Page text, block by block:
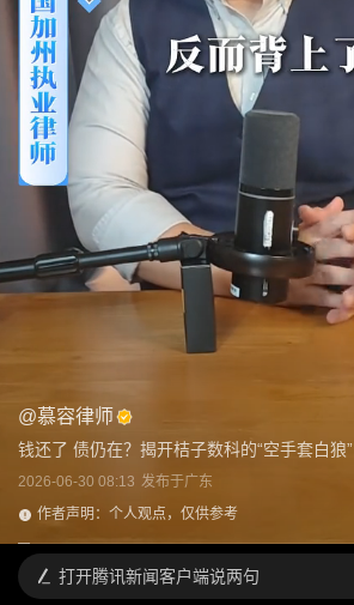
@慕容律师
钱还了 债仍在？揭开桔子数科的“空手套白狼”
2026-06-30 08:13 发布于广东
作者声明：个人观点，仅供参考
打开腾讯新闻客户端说两句